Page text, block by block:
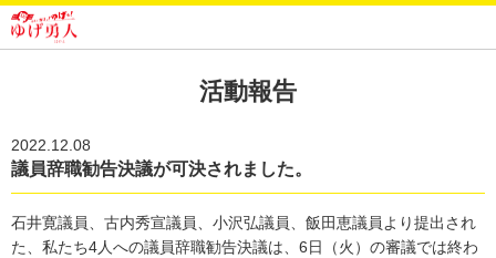
活動報告
2022.12.08
議員辞職勧告決議が可決されました。
石井寛議員、古内秀宣議員、小沢弘議員、飯田恵議員より提出され
た、私たち4人への議員辞職勧告決議は、6日（火）の審議では終わ